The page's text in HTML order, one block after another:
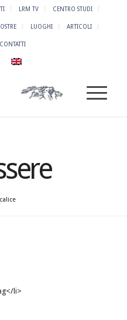
LRM TV CENTRO STUDI
LUOGHI ARTICOLI
CONTATTI
calice
li>